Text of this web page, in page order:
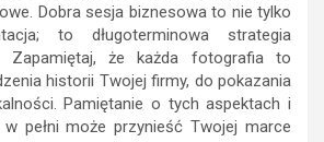
Dobra sesja biznesowa to nie tylko
to długoterminowa strategia
Zapamiętaj, że każda fotografia to
historii Twojej firmy, do pokazania
Pamiętanie o tych aspektach i
pełni może przynieść Twojej marce